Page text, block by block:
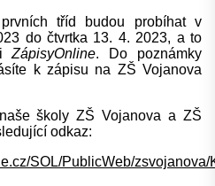
tříd budou probíhat v
do čtvrtka 13. 4. 2023, a to
ZápisyOnline. Do poznámky
k zápisu na ZŠ Vojanova
školy ZŠ Vojanova a ZŠ
odkaz:
SOL/PublicWeb/